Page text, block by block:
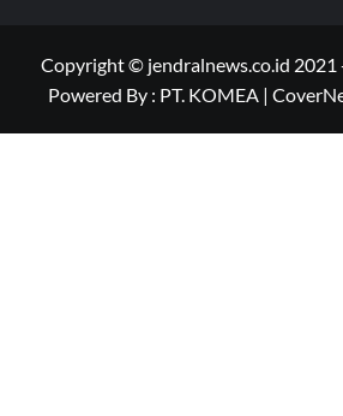
Copyright © jendralnews.co.id 2021
Powered By : PT. KOMEA |